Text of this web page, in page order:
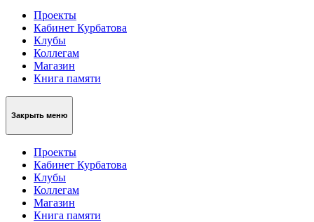
Проекты
Кабинет Курбатова
Клубы
Коллегам
Магазин
Книга памяти
Закрыть меню
Проекты
Кабинет Курбатова
Клубы
Коллегам
Магазин
Книга памяти